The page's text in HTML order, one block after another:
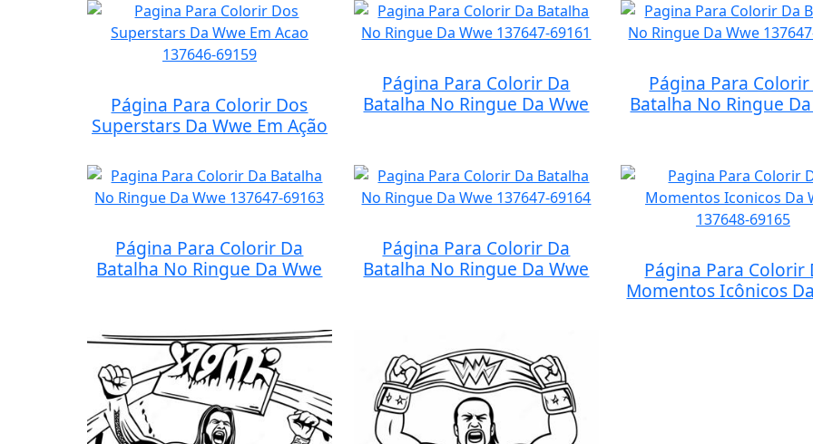
Página Para Colorir Dos
Superstars Da Wwe Em Ação
Página Para Colorir Da
Batalha No Ringue Da Wwe
Página Para Colorir
Batalha No Ringue
Página Para Colorir Da
Batalha No Ringue Da Wwe
Página Para Colorir Da
Batalha No Ringue Da Wwe
Página Para Colorir
Momentos Icônicos